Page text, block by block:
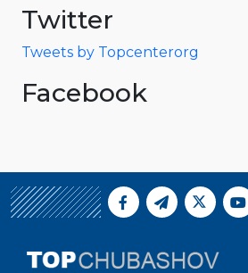
Twitter
Tweets by Topcenterorg
Facebook